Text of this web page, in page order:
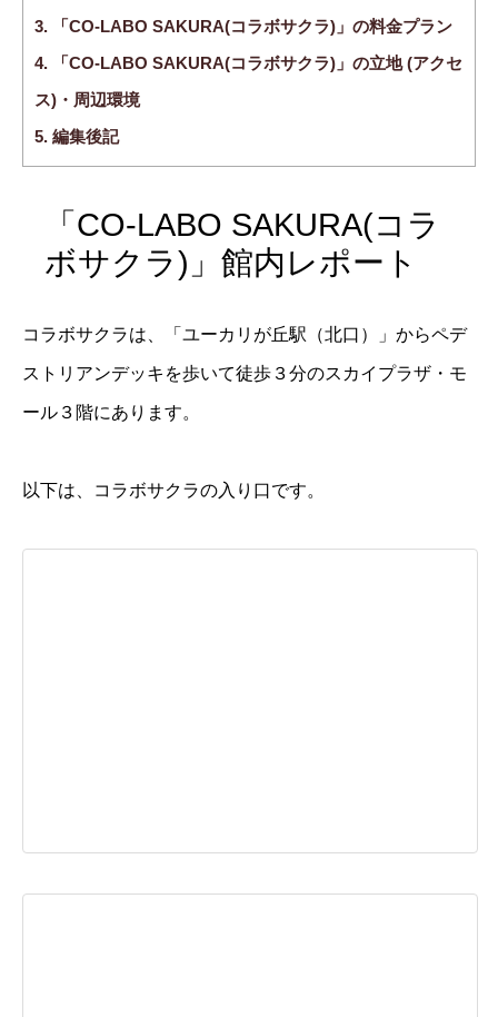
3. 「CO-LABO SAKURA(コラボサクラ)」の料金プラン
4. 「CO-LABO SAKURA(コラボサクラ)」の立地 (アクセ
ス)・周辺環境
5. 編集後記
「CO-LABO SAKURA(コラ
ボサクラ)」館内レポート
コラボサクラは、「ユーカリが丘駅（北口）」からペデ
ストリアンデッキを歩いて徒歩３分のスカイプラザ・モ
ール３階にあります。
以下は、コラボサクラの入り口です。